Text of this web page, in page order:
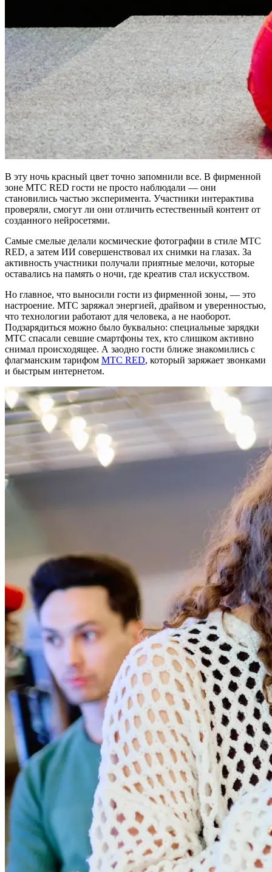
В эту ночь красный цвет точно запомнили все. В фирменной
зоне МТС RED гости не просто наблюдали — они
становились частью эксперимента. Участники интерактива
проверяли, смогут ли они отличить естественный контент от
созданного нейросетями.
Самые смелые делали космические фотографии в стиле МТС
RED, а затем ИИ совершенствовал их снимки на глазах. За
активность участники получали приятные мелочи, которые
оставались на память о ночи, где креатив стал искусством.
Но главное, что выносили гости из фирменной зоны, — это
настроение. МТС заряжал энергией, драйвом и уверенностью,
что технологии работают для человека, а не наоборот.
Подзарядиться можно было буквально: специальные зарядки
МТС спасали севшие смартфоны тех, кто слишком активно
снимал происходящее. А заодно гости ближе знакомились с
флагманским тарифом МТС RED, который заряжает звонками
и быстрым интернетом.